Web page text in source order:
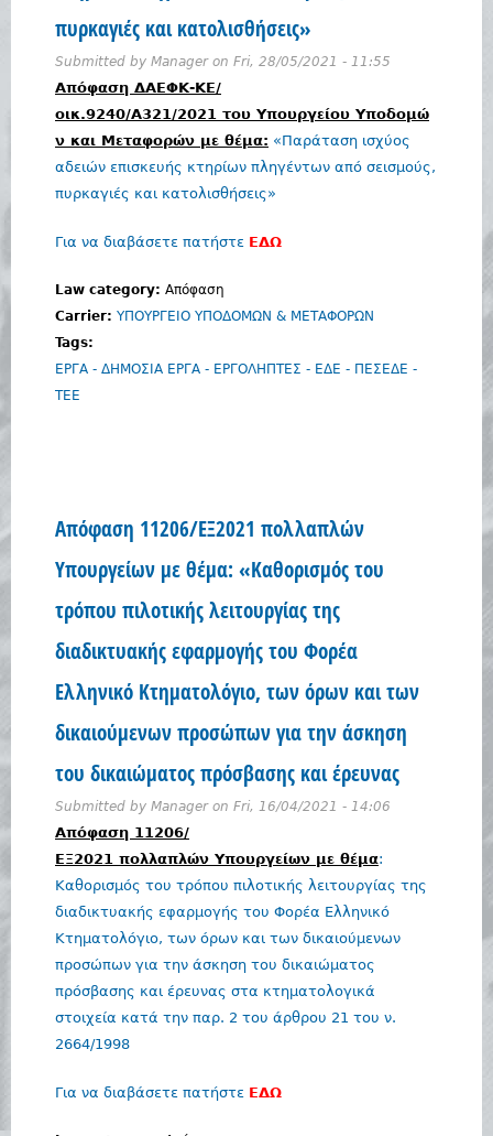
πυρκαγιές και κατολισθήσεις»
Submitted by Manageron Fri, 28/05/2021 - 11:55
Απόφαση ΔΑΕΦΚ-ΚΕ/
οικ.9240/A321/2021 του Υπουργείου Υποδομώ
ν και Μεταφορών με θέμα: «Παράταση ισχύος
αδειών επισκευής κτηρίων πληγέντων από σεισμούς,
πυρκαγιές και κατολισθήσεις»
Για να διαβάσετε πατήστε ΕΔΩ
Law category: Απόφαση
Carrier: ΥΠΟΥΡΓΕΙΟ ΥΠΟΔΟΜΩΝ & ΜΕΤΑΦΟΡΩΝ
Tags:
ΕΡΓΑ - ΔΗΜΟΣΙΑ ΕΡΓΑ - ΕΡΓΟΛΗΠΤΕΣ - ΕΔΕ - ΠΕΣΕΔΕ -
ΤΕΕ
Απόφαση 11206/ΕΞ2021 πολλαπλών
Υπουργείων με θέμα: «Καθορισμός του
τρόπου πιλοτικής λειτουργίας της
διαδικτυακής εφαρμογής του Φορέα
Ελληνικό Κτηματολόγιο, των όρων και των
δικαιούμενων προσώπων για την άσκηση
του δικαιώματος πρόσβασης και έρευνας
Submitted by Manageron Fri, 16/04/2021 - 14:06
Απόφαση 11206/
ΕΞ2021 πολλαπλών Υπουργείων με θέμα:
Καθορισμός του τρόπου πιλοτικής λειτουργίας της
διαδικτυακής εφαρμογής του Φορέα Ελληνικό
Κτηματολόγιο, των όρων και των δικαιούμενων
προσώπων για την άσκηση του δικαιώματος
πρόσβασης και έρευνας στα κτηματολογικά
στοιχεία κατά την παρ. 2 του άρθρου 21 του ν.
2664/1998
Για να διαβάσετε πατήστε ΕΔΩ